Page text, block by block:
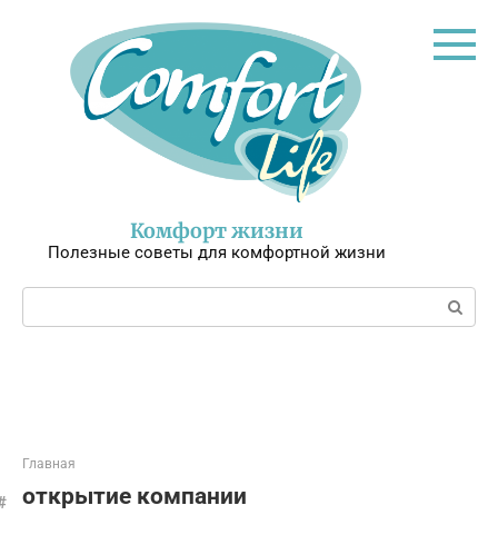
Комфорт жизни
Полезные советы для комфортной жизни
Поиск:
Главная
открытие компании